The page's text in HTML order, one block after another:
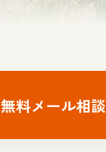
無料メール相談